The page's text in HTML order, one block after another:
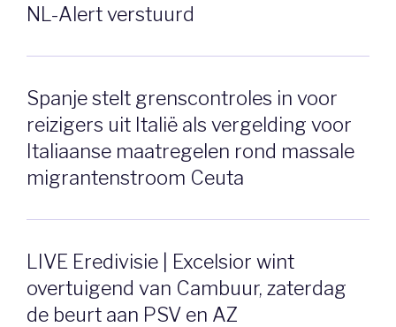
NL-Alert verstuurd
Spanje stelt grenscontroles in voor
reizigers uit Italië als vergelding voor
Italiaanse maatregelen rond massale
migrantenstroom Ceuta
LIVE Eredivisie | Excelsior wint
overtuigend van Cambuur, zaterdag
de beurt aan PSV en AZ